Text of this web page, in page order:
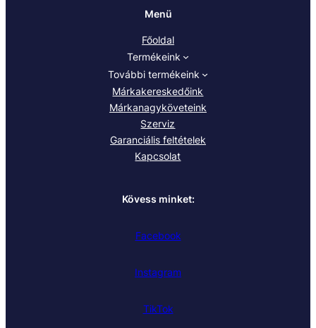
Menü
Főoldal
Termékeink
További termékeink
Márkakereskedőink
Márkanagyköveteink
Szerviz
Garanciális feltételek
Kapcsolat
Kövess minket:
Facebook
Instagram
TikTok